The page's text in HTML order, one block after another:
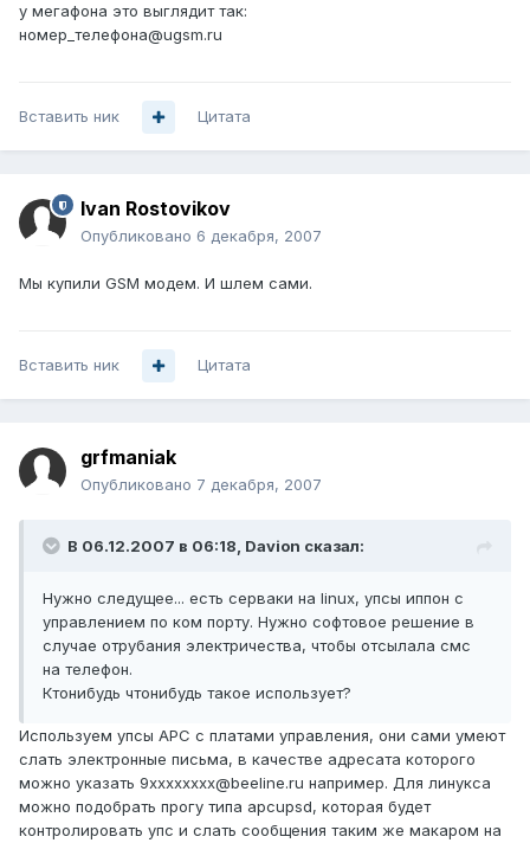
у мегафона это выглядит так:
номер_телефона@ugsm.ru
Вставить ник Цитата
Ivan Rostovikov
Опубликовано 6 декабря, 2007
Мы купили GSM модем. И шлем сами.
Вставить ник Цитата
grfmaniak
Опубликовано 7 декабря, 2007
В 06.12.2007 в 06:18, Davion сказал:
Нужно следущее... есть серваки на linux, упсы иппон с
управлением по ком порту. Нужно софтовое решение в
случае отрубания электричества, чтобы отсылала смс
на телефон.
Ктонибудь чтонибудь такое использует?
Используем упсы APC с платами управления, они сами умеют
слать электронные письма, в качестве адресата которого
можно указать 9хххххххх@beeline.ru например. Для линукса
можно подобрать прогу типа apcupsd, которая будет
контролировать упс и слать сообщения таким же макаром на